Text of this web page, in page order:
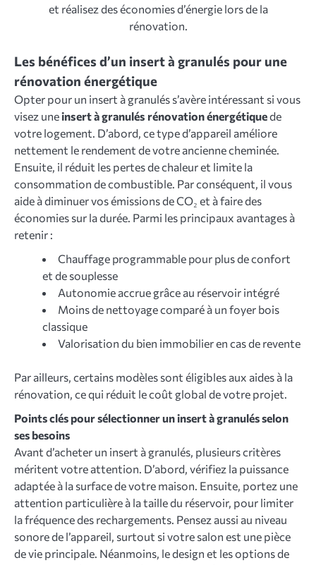
et réalisez des économies d’énergie lors de la
rénovation.
Les bénéfices d’un insert à granulés pour une
rénovation énergétique
Opter pour un insert à granulés s’avère intéressant si vous
visez uneinsert à granulés rénovation énergétiquede
votre logement. D’abord, ce type d’appareil améliore
nettement le rendement de votre ancienne cheminée.
Ensuite, il réduit les pertes de chaleur et limite la
consommation de combustible. Par conséquent, il vous
aide à diminuer vos émissions de CO₂ et à faire des
économies sur la durée. Parmi les principaux avantages à
retenir :
Chauffage programmable pour plus de confort
et de souplesse
Autonomie accrue grâce au réservoir intégré
Moins de nettoyage comparé à un foyer bois
classique
Valorisation du bien immobilier en cas de revente
Par ailleurs, certains modèles sont éligibles aux aides à la
rénovation, ce qui réduit le coût global de votre projet.
Points clés pour sélectionner un insert à granulés selon
ses besoins
Avant d’acheter un insert à granulés, plusieurs critères
méritent votre attention. D’abord, vérifiez la puissance
adaptée à la surface de votre maison. Ensuite, portez une
attention particulière à la taille du réservoir, pour limiter
la fréquence des rechargements. Pensez aussi au niveau
sonore de l’appareil, surtout si votre salon est une pièce
de vie principale. Néanmoins, le design et les options de